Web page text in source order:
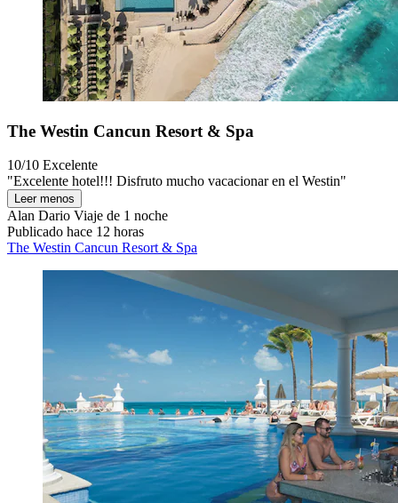
The Westin Cancun Resort & Spa
10/10 Excelente
"Excelente hotel!!! Disfruto mucho vacacionar en el Westin"
Leer menos
Alan Dario Viaje de 1 noche
Publicado hace 12 horas
The Westin Cancun Resort & Spa